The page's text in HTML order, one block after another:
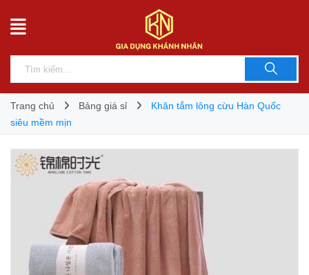
Trang chủ Bảng giá sỉ
Khăn tắm lông cừu Hàn Quốc
siêu mềm mịn